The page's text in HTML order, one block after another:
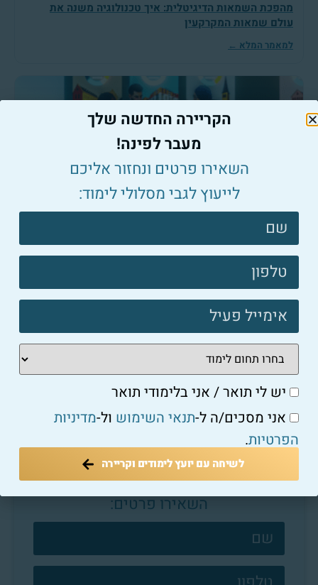
מהפכת השמאות הדיגיטלית: איך טכנולוגיה משנה את
עולם שמאות המקרקעין
למאמר המלא ←
השפעת שמאות מקרקעין על תהליך קבלת משכנתא
למאמר המלא ←
שמאי מקרקעין
פנקס שמאי המקרקעין: כמה שמאים רשומים בישראל ומה
זה אומר על הענף
למאמר המלא ←
השאירו פרטים:
צרו
קשר
פוטר
הקריירה החדשה שלך
מעבר לפינה!
השאירו פרטים ונחזור אליכם
לייעוץ לגבי מסלולי לימוד:
צרו
קשר
פוטר
יש לי תואר / אני בלימודי תואר
אני מסכים/ה ל-תנאי השימוש ול-מדיניות
הפרטיות.
לשיחה עם יועץ לימודים וקריירה